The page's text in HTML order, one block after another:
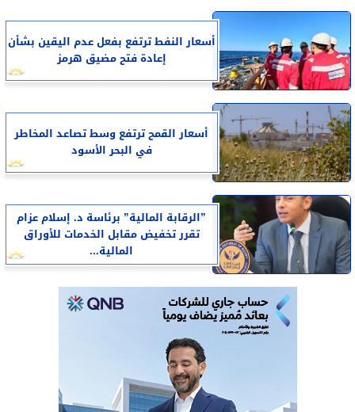
أسعار النفط ترتفع بفعل عدم اليقين بشأن
إعادة فتح مضيق هرمز
أسعار القمح ترتفع وسط تصاعد المخاطر
في البحر الأسود
”الرقابة المالية” برئاسة د. إسلام عزام
تقرر تخفيض مقابل الخدمات للأوراق
المالية...